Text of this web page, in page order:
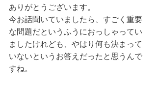
ありがとうございます。
今お話聞いていましたら、すごく重要
な問題だというふうにおっしゃってい
ましたけれども、やはり何も決まって
いないというお答えだったと思うんで
すね。